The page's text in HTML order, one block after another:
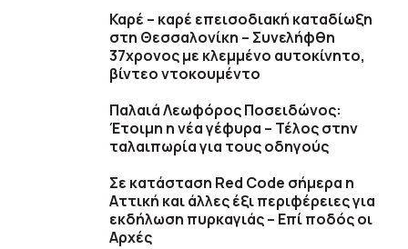
Καρέ – καρέ επεισοδιακή καταδίωξη
στη Θεσσαλονίκη – Συνελήφθη
37χρονος με κλεμμένο αυτοκίνητο,
βίντεο ντοκουμέντο
Παλαιά Λεωφόρος Ποσειδώνος:
Έτοιμη η νέα γέφυρα – Τέλος στην
ταλαιπωρία για τους οδηγούς
Σε κατάσταση Red Code σήμερα η
Αττική και άλλες έξι περιφέρειες για
εκδήλωση πυρκαγιάς – Επί ποδός οι
Αρχές